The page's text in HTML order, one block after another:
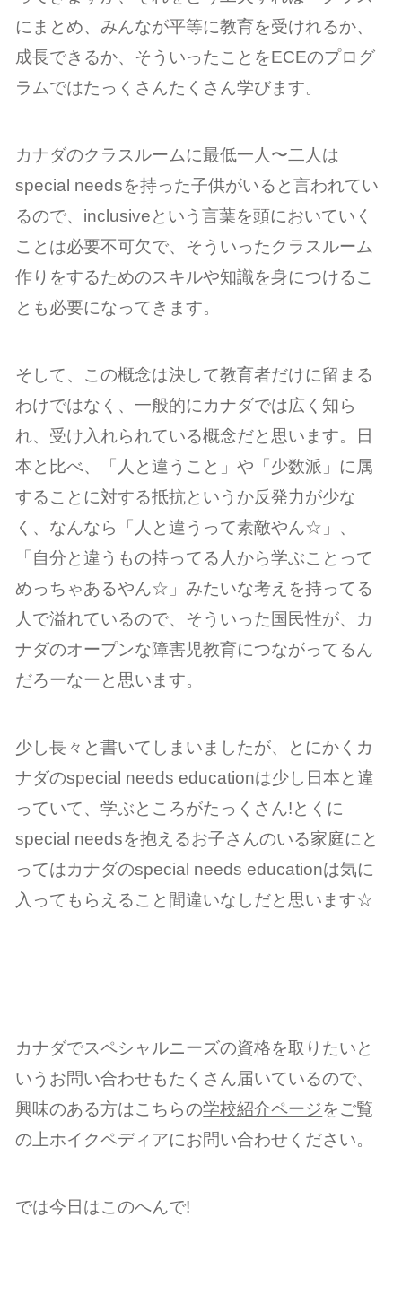
にまとめ、みんなが平等に教育を受けれるか、
成長できるか、そういったことをECEのプログ
ラムではたっくさんたくさん学びます。
カナダのクラスルームに最低一人〜二人は
special needsを持った子供がいると言われてい
るので、inclusiveという言葉を頭においていく
ことは必要不可欠で、そういったクラスルーム
作りをするためのスキルや知識を身につけるこ
とも必要になってきます。
そして、この概念は決して教育者だけに留まる
わけではなく、一般的にカナダでは広く知ら
れ、受け入れられている概念だと思います。
日
本と比べ、「人と違うこと」や「少数派」に属
することに対する抵抗というか反発力が少な
く、なんなら「人と違うって素敵やん☆」、
「自分と違うもの持ってる人から学ぶことって
めっちゃあるやん☆」みたいな考えを持ってる
人で溢れているので、そういった国民性が、カ
ナダのオープンな障害児教育につながってるん
だろーなーと思います。
少し長々と書いてしまいましたが、とにかくカ
ナダのspecial needs educationは少し日本と違
っていて、学ぶところがたっくさん!とくに
special needsを抱えるお子さんのいる家庭にと
ってはカナダのspecial needs educationは気に
入ってもらえること間違いなしだと思います☆
カナダでスペシャルニーズの資格を取りたいと
いうお問い合わせもたくさん届いているので、
興味のある方はこちらの学校紹介ページをご覧
の上ホイクペディアにお問い合わせください。
では今日はこのへんで!